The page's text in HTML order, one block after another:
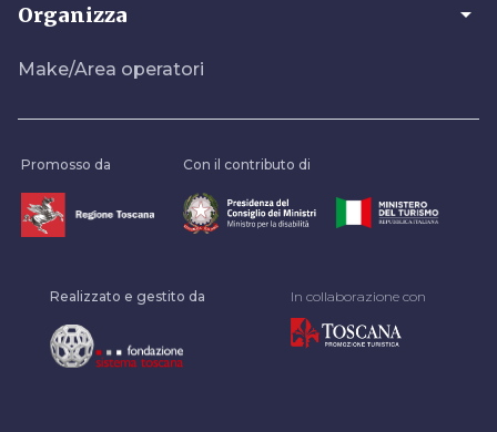
Organizza arrow_drop_down
Make/Area operatori
Promosso da Con il contributo di
Realizzato e gestito da In collaborazione con